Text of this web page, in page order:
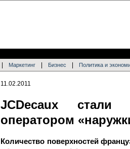
Маркетинг Бизнес Политика и
11.02.2011
JCDecaux
оператором
Количество поверхностей